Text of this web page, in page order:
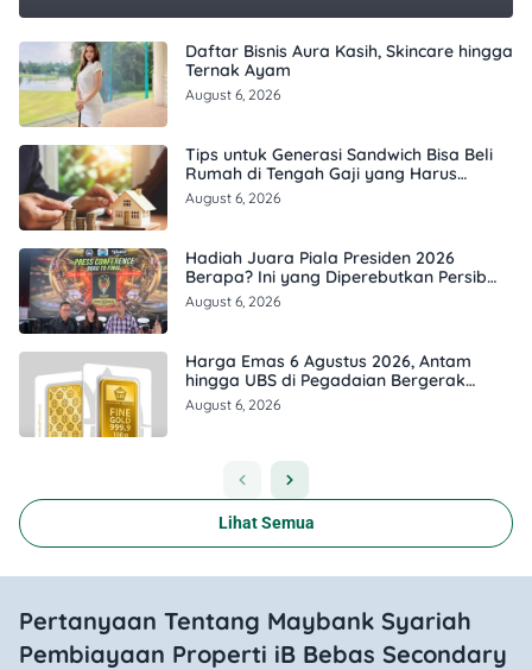
Daftar Bisnis Aura Kasih, Skincare hingga
Ternak Ayam
August 6, 2026
Tips untuk Generasi Sandwich Bisa Beli
Rumah di Tengah Gaji yang Harus
Terbagi
August 6, 2026
Hadiah Juara Piala Presiden 2026
Berapa? Ini yang Diperebutkan Persib
dan Persebaya
August 6, 2026
Harga Emas 6 Agustus 2026, Antam
hingga UBS di Pegadaian Bergerak
Berapa?
August 6, 2026
Lihat Semua
Pertanyaan Tentang Maybank Syariah
Pembiayaan Properti iB Bebas Secondary